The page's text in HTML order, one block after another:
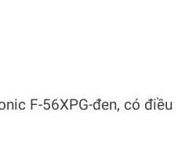
F-56XPG-đen, có điều